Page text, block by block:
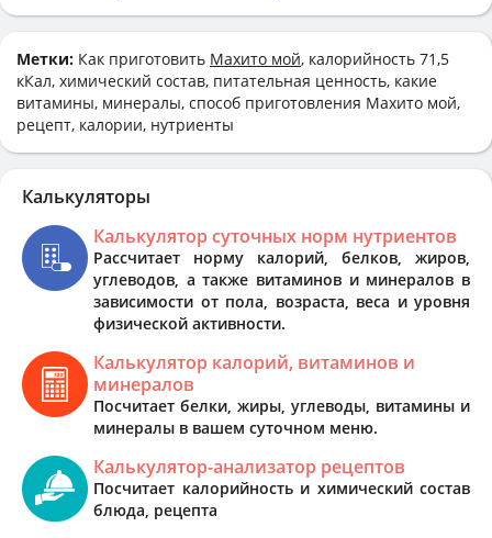
Метки: Как приготовить Махито мой, калорийность 71,5
кКал, химический состав, питательная ценность, какие
витамины, минералы, способ приготовления Махито мой,
рецепт, калории, нутриенты
Калькуляторы
Калькулятор суточных норм нутриентов
Рассчитает норму калорий, белков, жиров,
углеводов, а также витаминов и минералов в
зависимости от пола, возраста, веса и уровня
физической активности.
Калькулятор калорий, витаминов и
минералов
Посчитает белки, жиры, углеводы, витамины и
минералы в вашем суточном меню.
Калькулятор-анализатор рецептов
Посчитает калорийность и химический состав
блюда, рецепта